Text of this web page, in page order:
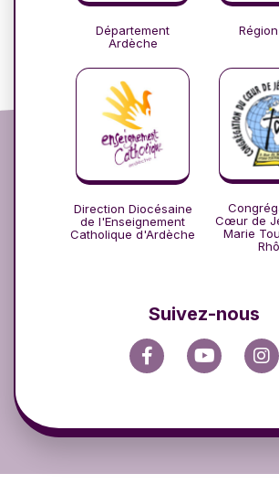
Suivez-nous
Département
Ardèche
Direction Diocésaine
de l'Enseignement
Catholique d'Ardèche
Cœur de
Marie